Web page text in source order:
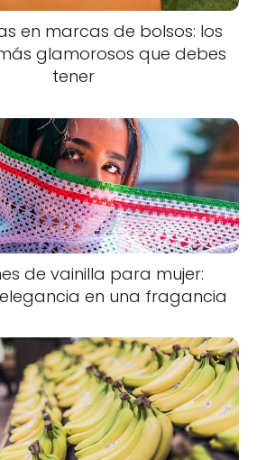
en marcas de bolsos: los
glamorosos que debes
tener
de vainilla para mujer:
en una fragancia